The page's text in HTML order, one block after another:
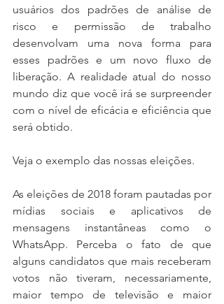
usuários dos padrões de análise de
risco e permissão de trabalho
desenvolvam uma nova forma para
esses padrões e um novo fluxo de
liberação. A realidade atual do nosso
mundo diz que você irá se surpreender
com o nível de eficácia e eficiência que
será obtido.
Veja o exemplo das nossas eleições.
As eleições de 2018 foram pautadas por
mídias sociais e aplicativos de
mensagens instantâneas como o
WhatsApp. Perceba o fato de que
alguns candidatos que mais receberam
votos não tiveram, necessariamente,
maior tempo de televisão e maior